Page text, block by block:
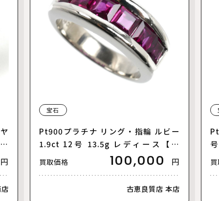
円
宝石
Pt900プラチナ リング・指輪 ルビー
1.9ct 12号 13.5g レディース【中
古】
買取価格 100,000 円
古恵良質店 本店